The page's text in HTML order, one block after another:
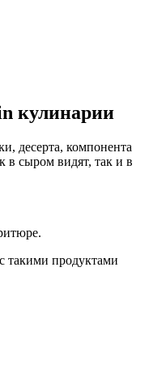
кулинарии
десерта, компонента
в сыром видят, так и в
такими продуктами